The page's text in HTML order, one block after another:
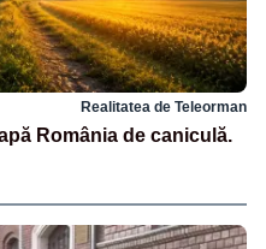
Realitatea de Teleorman
România de caniculă.